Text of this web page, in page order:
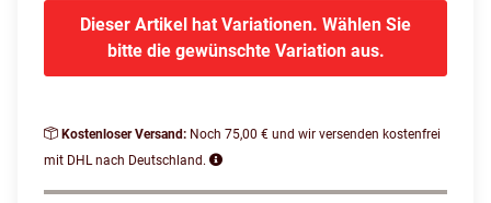
Dieser Artikel hat Variationen. Wählen Sie
bitte die gewünschte Variation aus.
Kostenloser Versand: Noch 75,00 € und wir versenden kostenfrei
mit DHL nach Deutschland.